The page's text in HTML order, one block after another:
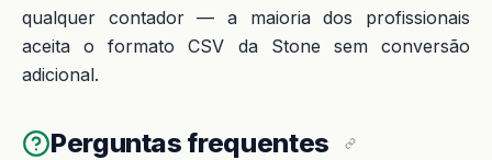
qualquer contador — a maioria dos profissionais
aceita o formato CSV da Stone sem conversão
adicional.
Perguntas frequentes